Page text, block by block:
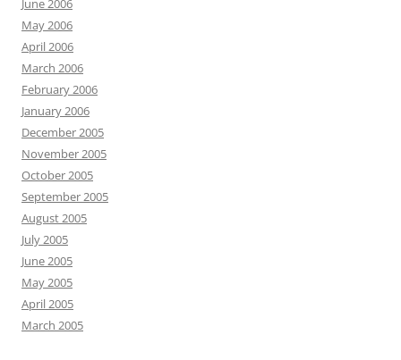
June 2006
May 2006
April 2006
March 2006
February 2006
January 2006
December 2005
November 2005
October 2005
September 2005
August 2005
July 2005
June 2005
May 2005
April 2005
March 2005